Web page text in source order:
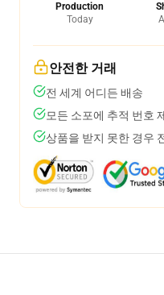
Production
Today
안전한 거래
전 세계 어디든 배송
모든 소포에 추적 번호
상품을 받지 못한 경우